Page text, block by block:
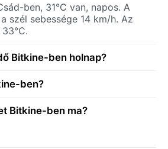
ben, 31°C van, napos. A
szél sebessége 14 km/h. Az
Bitkine-ben holnap?
ben?
Bitkine-ben ma?